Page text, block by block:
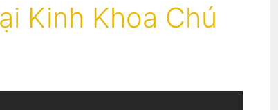
Kinh Khoa Chú